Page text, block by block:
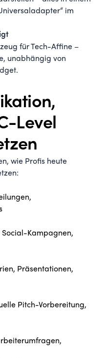
im
für Tech-Affine –
unabhängig von
Level
wie Profis heute
Kampagnen,
Präsentationen,
Pitch-Vorbereitung,